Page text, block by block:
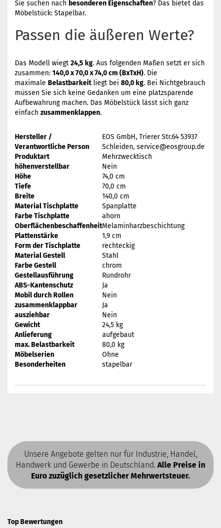
Sie suchen nach besonderen Eigenschaften? Das bietet das
Möbelstück: Stapelbar.
Passen die äußeren Werte?
Das Modell wiegt 24,5 kg. Aus folgenden Maßen setzt er sich
zusammen: 140,0 x 70,0 x 74,0 cm (BxTxH). Die
maximale Belastbarkeitliegt bei 80,0 kg. Bei Nichtgebrauch
müssen Sie sich keine Gedanken um eine platzsparende
Aufbewahrung machen. Das Möbelstück lässt sich ganz
einfach zusammenklappen.
Hersteller /
Verantwortliche Person
EOS GmbH, Trierer Str.64 53937
Schleiden, service@eosgroup.de
Produktart
Mehrzwecktisch
höhenverstellbar
Nein
Höhe
74,0 cm
Tiefe
70,0 cm
Breite
140,0 cm
Material Tischplatte
Spanplatte
Farbe Tischplatte
ahorn
OberflächenbeschaffenheitMelaminharzbeschichtung
Plattenstärke
1,9 cm
Form der Tischplatte
rechteckig
Material Gestell
Stahl
Farbe Gestell
chrom
Gestellausführung
Rundrohr
ABS-Kantenschutz
Ja
Mobil durch Rollen
Nein
zusammenklappbar
Ja
ausziehbar
Nein
Gewicht
24,5 kg
Anlieferung
aufgebaut
max. Belastbarkeit
80,0 kg
Möbelserien
Ohne
Besonderheiten
stapelbar
Unsere Angebote gelten nur für Industrie, Handel,
Handwerk und Gewerbe in Deutschland. Alle Preise in
Euro zuzüglich gesetzlicher Mehrwertsteuer.
Top Bewertungen